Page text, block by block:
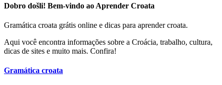
Dobro došli! Bem-vindo ao Aprender Croata
Gramática croata grátis online e dicas para aprender croata.
Aqui você encontra informações sobre a Croácia, trabalho, cultura,
dicas de sites e muito mais. Confira!
Gramática croata